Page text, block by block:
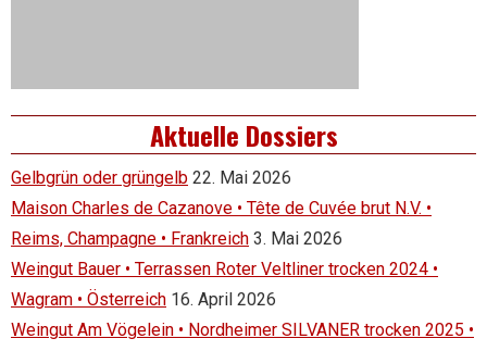
Aktuelle Dossiers
Gelbgrün oder grüngelb 22. Mai 2026
Maison Charles de Cazanove • Tête de Cuvée brut N.V. •
Reims, Champagne • Frankreich 3. Mai 2026
Weingut Bauer • Terrassen Roter Veltliner trocken 2024 •
Wagram • Österreich 16. April 2026
Weingut Am Vögelein • Nordheimer SILVANER trocken 2025 •